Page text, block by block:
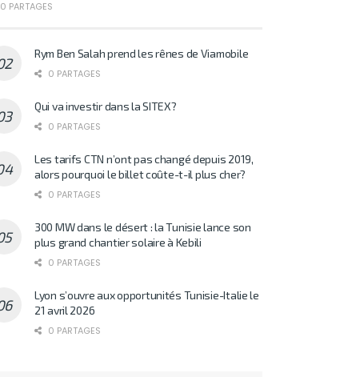
0 PARTAGES
Rym Ben Salah prend les rênes de Viamobile
0 PARTAGES
Qui va investir dans la SITEX?
0 PARTAGES
Les tarifs CTN n’ont pas changé depuis 2019,
alors pourquoi le billet coûte-t-il plus cher?
0 PARTAGES
300 MW dans le désert : la Tunisie lance son
plus grand chantier solaire à Kebili
0 PARTAGES
Lyon s’ouvre aux opportunités Tunisie-Italie le
21 avril 2026
0 PARTAGES